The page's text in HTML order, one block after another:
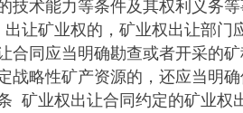
技术能力等条件及其权利义务
矿业权的，矿业权出让部门应
同应当明确勘查或者开采的矿
战略性矿产资源的，还应当明
业权出让合同约定的矿业权出